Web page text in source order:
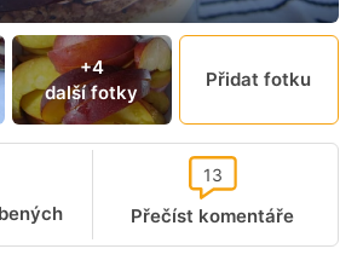
+4
další fotky
Přidat fotku
Přečíst komentáře
13